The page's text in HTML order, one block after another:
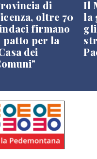
di
oltre 70
firmano
patto per la
dei
Il
la